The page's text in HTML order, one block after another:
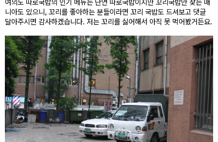
니아도 있으니, 꼬리를 좋아하는 분들이라면 꼬리 국밥도 드셔보고 댓글
달아주시면 감사하겠습니다. 저는 꼬리를 싫어해서 아직 못 먹어봤거든요.